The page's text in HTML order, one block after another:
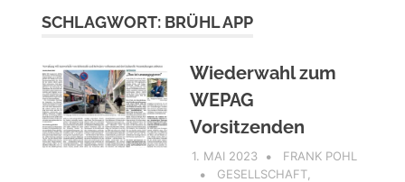
SCHLAGWORT: BRÜHL APP
Wiederwahl zum
WEPAG
Vorsitzenden
1. MAI 2023
FRANK POHL
GESELLSCHAFT